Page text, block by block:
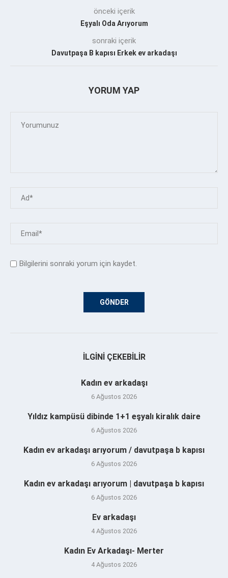
önceki içerik
Eşyalı Oda Arıyorum
sonraki içerik
Davutpaşa B kapısı Erkek ev arkadaşı
YORUM YAP
Bilgilerini sonraki yorum için kaydet.
İLGINI ÇEKEBILIR
Kadın ev arkadaşı
6 Ağustos 2026
Yıldız kampüsü dibinde 1+1 eşyalı kiralık daire
6 Ağustos 2026
Kadın ev arkadaşı arıyorum / davutpaşa b kapısı
6 Ağustos 2026
Kadın ev arkadaşı arıyorum | davutpaşa b kapısı
6 Ağustos 2026
Ev arkadaşı
4 Ağustos 2026
Kadın Ev Arkadaşı- Merter
4 Ağustos 2026